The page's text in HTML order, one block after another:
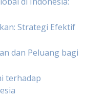
Strategi Efektif
dan Peluang bagi
terhadap